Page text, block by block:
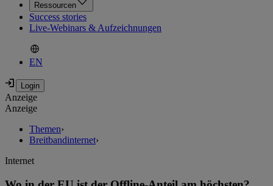
Ressourcen
Success stories
Live-Webinars & Aufzeichnungen
EN
Anzeige
Anzeige
Themen›
Breitbandinternet›
Internet